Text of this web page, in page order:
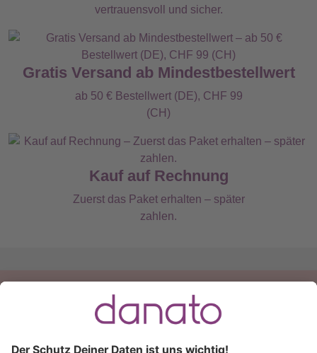
vertrauensvoll und sicher.
Gratis Versand ab Mindestbestellwert
ab 50 € Bestellwert (DE), CHF 99
(CH)
Kauf auf Rechnung
Zuerst das Paket erhalten – später
zahlen.
Du hast eine Frage?
+49 (0) 511 51 56 0300
schreib uns eineE-Mail